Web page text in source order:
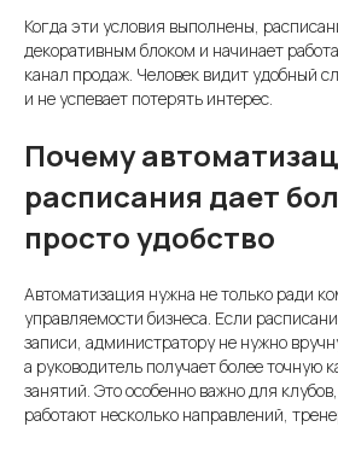
Когда эти условия выполнены,
декоративным блоком и начинает
канал продаж. Человек видит удобный
и не успевает потерять интерес.
Почему
расписания дает
просто удобство
Автоматизация нужна не только ради
управляемости бизнеса. Если
записи, администратору не нужно
а руководитель получает более точную
занятий. Это особенно важно для
работают несколько направлений,